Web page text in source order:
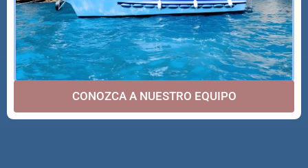
CONOZCA A NUESTRO EQUIPO